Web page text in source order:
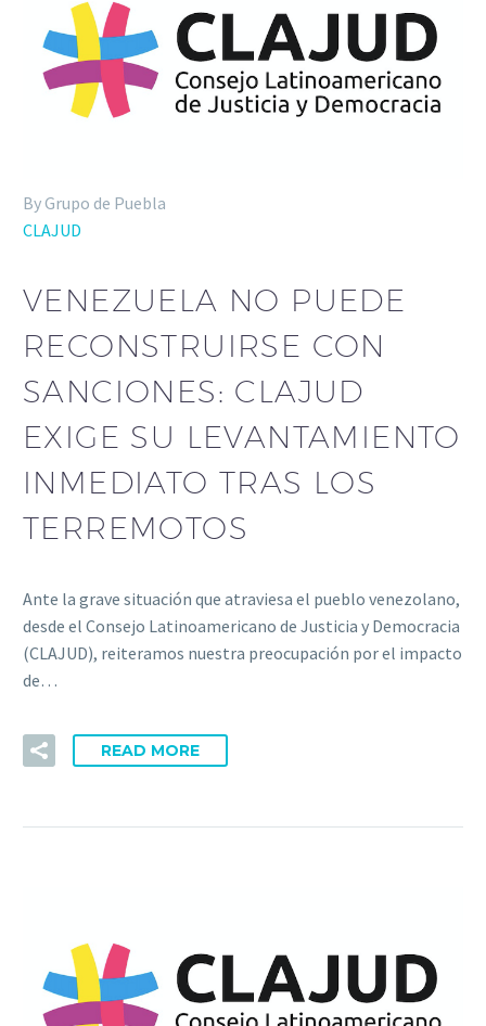
By Grupo de Puebla
CLAJUD
VENEZUELA NO PUEDE
RECONSTRUIRSE CON
SANCIONES: CLAJUD
EXIGE SU LEVANTAMIENTO
INMEDIATO TRAS LOS
TERREMOTOS
Ante la grave situación que atraviesa el pueblo venezolano,
desde el Consejo Latinoamericano de Justicia y Democracia
(CLAJUD), reiteramos nuestra preocupación por el impacto
de…
READ MORE